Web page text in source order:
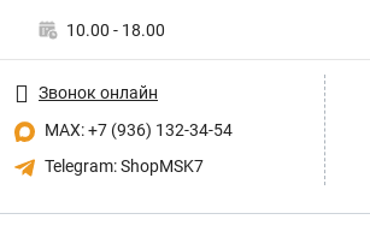
10.00 - 18.00
Звонок онлайн
MAX: +7 (936) 132-34-54
Telegram: ShopMSK7